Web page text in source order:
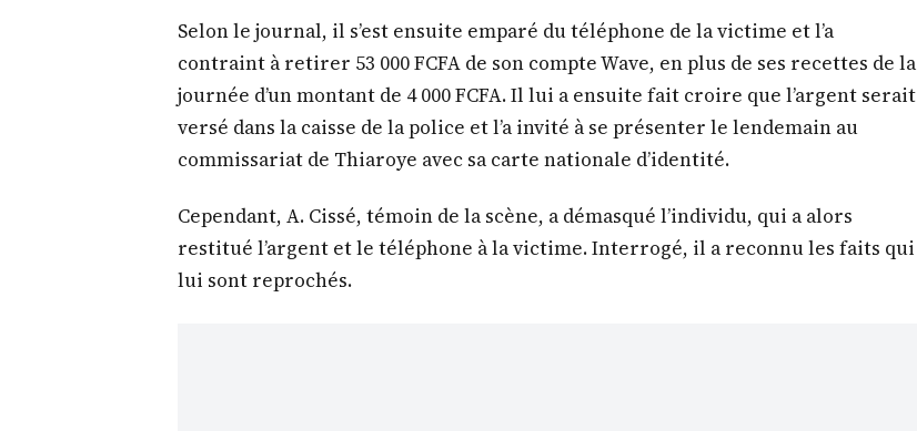
Selon le journal, il s’est ensuite emparé du téléphone de la victime et l’a
contraint à retirer 53 000 FCFA de son compte Wave, en plus de ses recettes de la
journée d’un montant de 4 000 FCFA. Il lui a ensuite fait croire que l’argent serait
versé dans la caisse de la police et l’a invité à se présenter le lendemain au
commissariat de Thiaroye avec sa carte nationale d’identité.
Cependant, A. Cissé, témoin de la scène, a démasqué l’individu, qui a alors
restitué l’argent et le téléphone à la victime. Interrogé, il a reconnu les faits qui
lui sont reprochés.